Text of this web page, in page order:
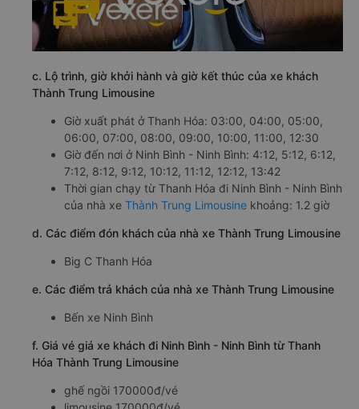
c. Lộ trình, giờ khởi hành và giờ kết thúc của xe khách
Thành Trung Limousine
Giờ xuất phát ở Thanh Hóa: 03:00, 04:00, 05:00,
06:00, 07:00, 08:00, 09:00, 10:00, 11:00, 12:30
Giờ đến nơi ở Ninh Bình - Ninh Bình: 4:12, 5:12, 6:12,
7:12, 8:12, 9:12, 10:12, 11:12, 12:12, 13:42
Thời gian chạy từ Thanh Hóa đi Ninh Bình - Ninh Bình
của nhà xe Thành Trung Limousine khoảng: 1.2 giờ
d. Các điểm đón khách của nhà xe Thành Trung Limousine
Big C Thanh Hóa
e. Các điểm trả khách của nhà xe Thành Trung Limousine
Bến xe Ninh Bình
f. Giá vé giá xe khách đi Ninh Bình - Ninh Bình từ Thanh
Hóa Thành Trung Limousine
ghế ngồi 170000đ/vé